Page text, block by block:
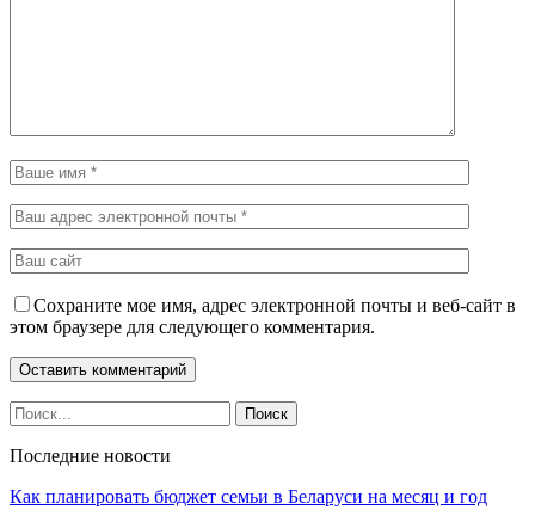
Сохраните мое имя, адрес электронной почты и веб-сайт в
этом браузере для следующего комментария.
Последние новости
Как планировать бюджет семьи в Беларуси на месяц и год